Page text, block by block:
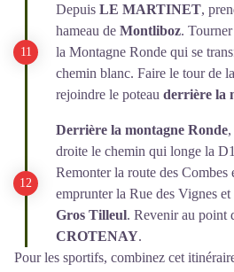
Depuis LE MARTINET,
hameau de Montliboz.
la Montagne Ronde qui se
chemin blanc. Faire le tour de
rejoindre le poteau derrière la
Derrière la montagne Ronde
droite le chemin qui longe la
Remonter la route des
emprunter la Rue des Vignes
Gros Tilleul. Revenir au point
CROTENAY.
Pour les sportifs, combinez cet